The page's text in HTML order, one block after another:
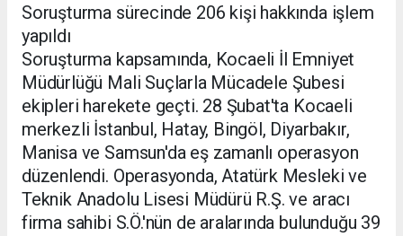
Soruşturma sürecinde 206 kişi hakkında işlem
yapıldı
Soruşturma kapsamında, Kocaeli İl Emniyet
Müdürlüğü Mali Suçlarla Mücadele Şubesi
ekipleri harekete geçti. 28 Şubat'ta Kocaeli
merkezli İstanbul, Hatay, Bingöl, Diyarbakır,
Manisa ve Samsun'da eş zamanlı operasyon
düzenlendi. Operasyonda, Atatürk Mesleki ve
Teknik Anadolu Lisesi Müdürü R.Ş. ve aracı
firma sahibi S.Ö.'nün de aralarında bulunduğu 39